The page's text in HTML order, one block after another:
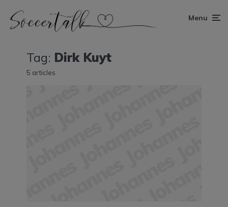
Menu
Tag: Dirk Kuyt
5 articles